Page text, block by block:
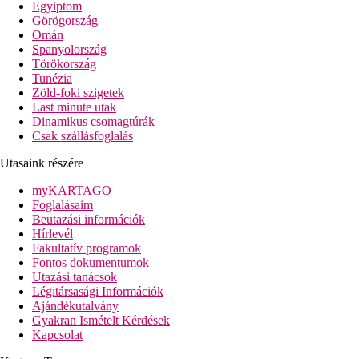
óvárosa kb. 7,5 km-re, Nabeul kb. 5,5, km-re helyezkedik el.
Minden korosztály számára ajánljuk.
Szálloda távolsága
távolság a tengerparttól: kb. 50 m (csak a parti sétány
választja el)
távolság a repülőtértől: kb. 120 km
távolság a központtól: kb. 9 km (Hammamet)
távolság a vásárlási lehetőségektől: kb. 30 m
Szobák felszereltsége
Szobák
légkondicionáló (főszezonban)
telefon, SAT-TV
kis hűtőszekrény (érkezéskor üdítők és víz)
bérelhető széf
fürdőszoba (fürdőkád vagy zuhanyozó, hajszárító, WC)
balkon vagy terasz - nem minden szobánál
Szobák felár ellenében
egyágyas szobák
tengerre néző szobák
bungalók
családi szobák - tágasabbak
családi szobák a bungalókban - tágasabbak
Egyiptom
Görögország
Omán
Spanyolország
Törökország
Tunézia
Zöld-foki szigetek
Last minute utak
Dinamikus csomagtúrák
Csak szállásfoglalás
Utasaink részére
myKARTAGO
Foglalásaim
Beutazási információk
Hírlevél
Fakultatív programok
Fontos dokumentumok
Utazási tanácsok
Légitársasági Információk
Ajándékutalvány
Gyakran Ismételt Kérdések
Kapcsolat